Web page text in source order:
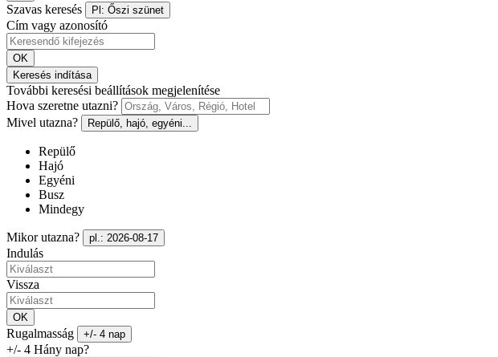
Szavas keresés Pl: Őszi szünet
Cím vagy azonosító
OK
Keresés indítása
További keresési beállítások megjelenítése
Hova szeretne utazni?
Mivel utazna?
Repülő, hajó, egyéni...
Repülő
Hajó
Egyéni
Busz
Mindegy
Mikor utazna? pl.: 2026-08-17
Indulás
Vissza
OK
Rugalmasság +/- 4 nap
+/- 4 Hány nap?